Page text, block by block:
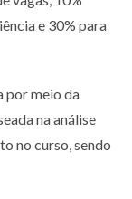
e 30% para
por meio da
na análise
no curso, sendo